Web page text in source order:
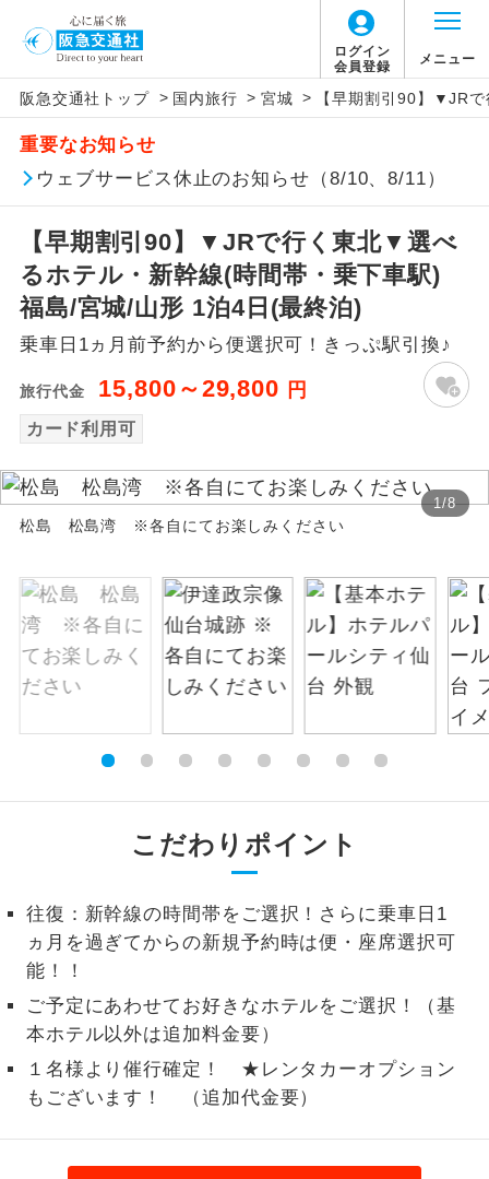
ログイン
会員登録
メニュー
阪急交通社トップ > 国内旅行 > 宮城 > 【早期割引90】▼JR
重要なお知らせ
ウェブサービス休止のお知らせ（8/10、8/11）
【早期割引90】▼JRで行く東北▼選べ
るホテル・新幹線(時間帯・乗下車駅)
福島/宮城/山形 1泊4日(最終泊)
乗車日1ヵ月前予約から便選択可！きっぷ駅引換♪
旅行代金 15,800～29,800 円
カード利用可
1/8
松島 松島湾 ※各自にてお楽しみください
こだわりポイント
往復：新幹線の時間帯をご選択！さらに乗車日1
ヵ月を過ぎてからの新規予約時は便・座席選択可
能！！
ご予定にあわせてお好きなホテルをご選択！（基
本ホテル以外は追加料金要）
１名様より催行確定！ ★レンタカーオプション
もございます！ （追加代金要）
アイコン 説明
添乗員同行
往路出発空港（駅）から復路到着空港
（駅）まで同行します。
現地添乗員同
行
現地到着空港（駅）から最終日出発空港
（駅）まで添乗員が同行します。
バスガイド乗
務
バスガイドが乗務し、車内での観光案内
があります。
新コース 初登場のコースです。
然遺産を訪ねるコースです。
絶景 絶景スポットに立ち寄るコースです。
温泉 温泉地にも宿泊するコースです。
露天風呂
ご宿泊ホテルに露天風呂が付いていま
す。
ご宿泊ホテルに大浴場が付いています。
事の心配はいりません。（機内食を除
お部屋にてゆっくりとお召し上がりいた
トラベルイヤ
ホン
周りの音を気にせず、ガイドさんの説明
1名様催行
1名様から出発可能な個人型プランで
す。
2名様催行
2名様から出発可能な個人型プランで
す。
加限定